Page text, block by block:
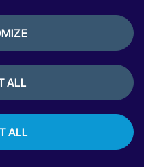
canal, las relaciones
y los sistemas que
y los modelos
de uso en línea, en
y de suscripción.
ALL
ALL